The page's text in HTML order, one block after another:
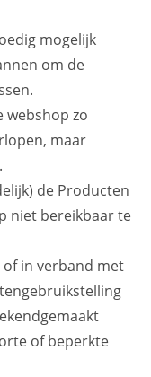
mogelijk
om de
webshop zo
maar
de Producten
niet bereikbaar te
in verband met
of beperkte